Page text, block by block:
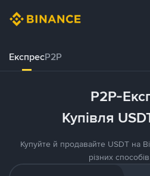
ЕкспресP2P
P2P-
Купівля
Купуйте й продавайте USDT на
різних